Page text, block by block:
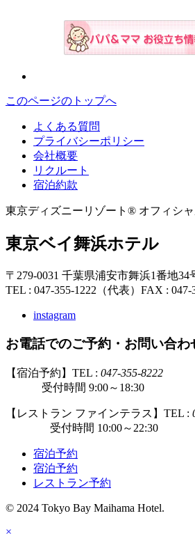
このページのトップへ
よくある質問
プライバシーポリシー
会社概要
リクルート
宿泊約款
東京ディズニーリゾート® オフィシ
東京ベイ舞浜ホテル
〒279-0031 千葉県浦安市舞浜1番地34
TEL : 047-355-1222（代表） FAX : 047-
instagram
お電話でのご予約・お問い合わ
【宿泊予約】TEL : 047-355-8222
受付時間 9:00～18:30
【レストラン ファインテラス】TEL :
受付時間 10:00～22:30
宿泊予約
宿泊予約
レストラン予約
© 2024 Tokyo Bay Maihama Hotel.
×